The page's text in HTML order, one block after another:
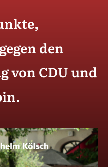
den
von CDU und